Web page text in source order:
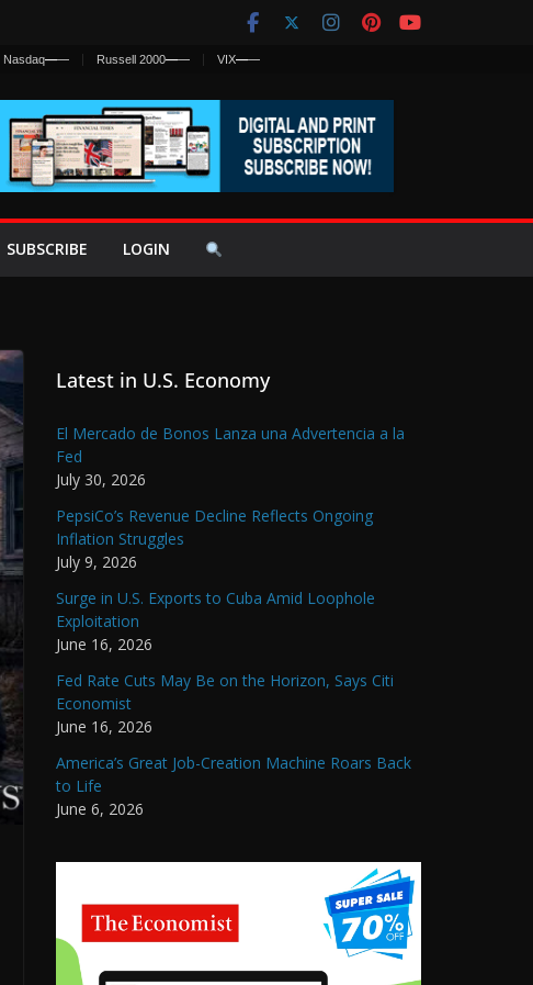
Nasdaq—— Russell 2000—— VIX——
SUBSCRIBE LOGIN
Latest in U.S. Economy
El Mercado de Bonos Lanza una Advertencia a la
Fed
July 30, 2026
PepsiCo’s Revenue Decline Reflects Ongoing
Inflation Struggles
July 9, 2026
Surge in U.S. Exports to Cuba Amid Loophole
Exploitation
June 16, 2026
Fed Rate Cuts May Be on the Horizon, Says Citi
Economist
June 16, 2026
America’s Great Job-Creation Machine Roars Back
to Life
June 6, 2026